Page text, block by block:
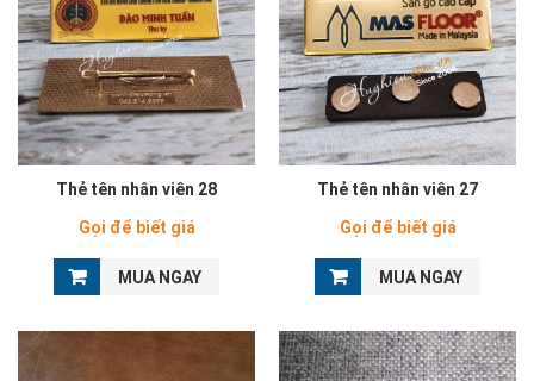
Thẻ tên nhân viên 28
Gọi để biết giá
MUA NGAY
Thẻ tên nhân viên 27
Gọi để biết giá
MUA NGAY